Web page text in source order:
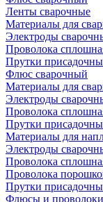
Ленты сварочные
Материалы для
Электроды
Проволока
Прутки
Флюс сварочный
Материалы для
Электроды
Проволока
Прутки
Материалы для
Электроды
Проволока
Проволока
Прутки
Флюсы и проволоки